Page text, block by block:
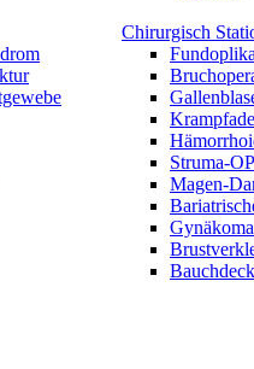
Chirurgisch
Struma-OP
Magen-